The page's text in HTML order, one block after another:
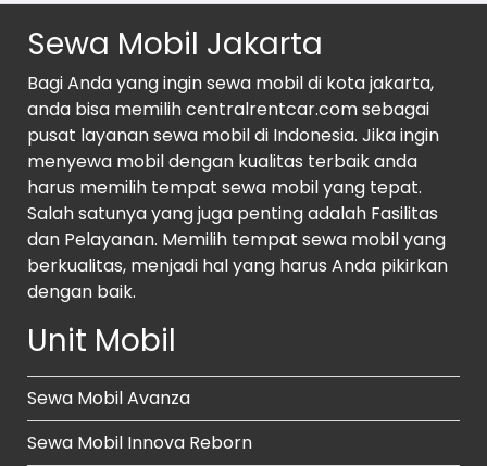
Sewa Mobil Jakarta
Bagi Anda yang ingin sewa mobil di kota jakarta,
anda bisa memilih centralrentcar.com sebagai
pusat layanan sewa mobil di Indonesia. Jika ingin
menyewa mobil dengan kualitas terbaik anda
harus memilih tempat sewa mobil yang tepat.
Salah satunya yang juga penting adalah Fasilitas
dan Pelayanan. Memilih tempat sewa mobil yang
berkualitas, menjadi hal yang harus Anda pikirkan
dengan baik.
Unit Mobil
Sewa Mobil Avanza
Sewa Mobil Innova Reborn